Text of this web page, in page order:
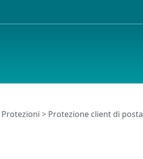
Protezioni > Protezione client di posta